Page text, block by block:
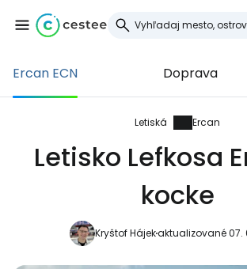
Ercan ECN Doprava
Letiská Ercan
Letisko Lefkosa
kocke
Kryštof Hájekaktualizované 07.
Prihláste sa do
služby Cestee
... celosvetovej komunity